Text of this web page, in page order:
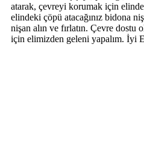
atarak, çevreyi korumak için
elindeki çöpü atacağınız bidona
nişan alın ve fırlatın. Çevre dostu
için elimizden geleni yapalım. İyi